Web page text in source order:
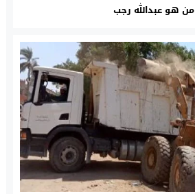
من هو عبدالله رجب